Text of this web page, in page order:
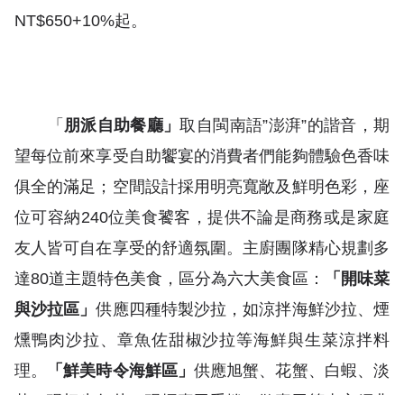
NT$650+10%起。
「 朋派自助餐廳」取自閩南語”澎湃”的諧音，期
望每位前來享受自助饗宴的消費者們能夠體驗色香味
俱全的滿足；空間設計採用明亮寬敞及鮮明色彩，座
位可容納240位美食饕客，提供不論是商務或是家庭
友人皆可自在享受的舒適氛圍。主廚團隊精心規劃多
達80道主題特色美食，區分為六大美食區：
「開味菜
與沙拉區」供應四種特製沙拉，如涼拌海鮮沙拉、煙
燻鴨肉沙拉、章魚佐甜椒沙拉等海鮮與生菜涼拌料
理。
「鮮美時令海鮮區」供應旭蟹、花蟹、白蝦、淡